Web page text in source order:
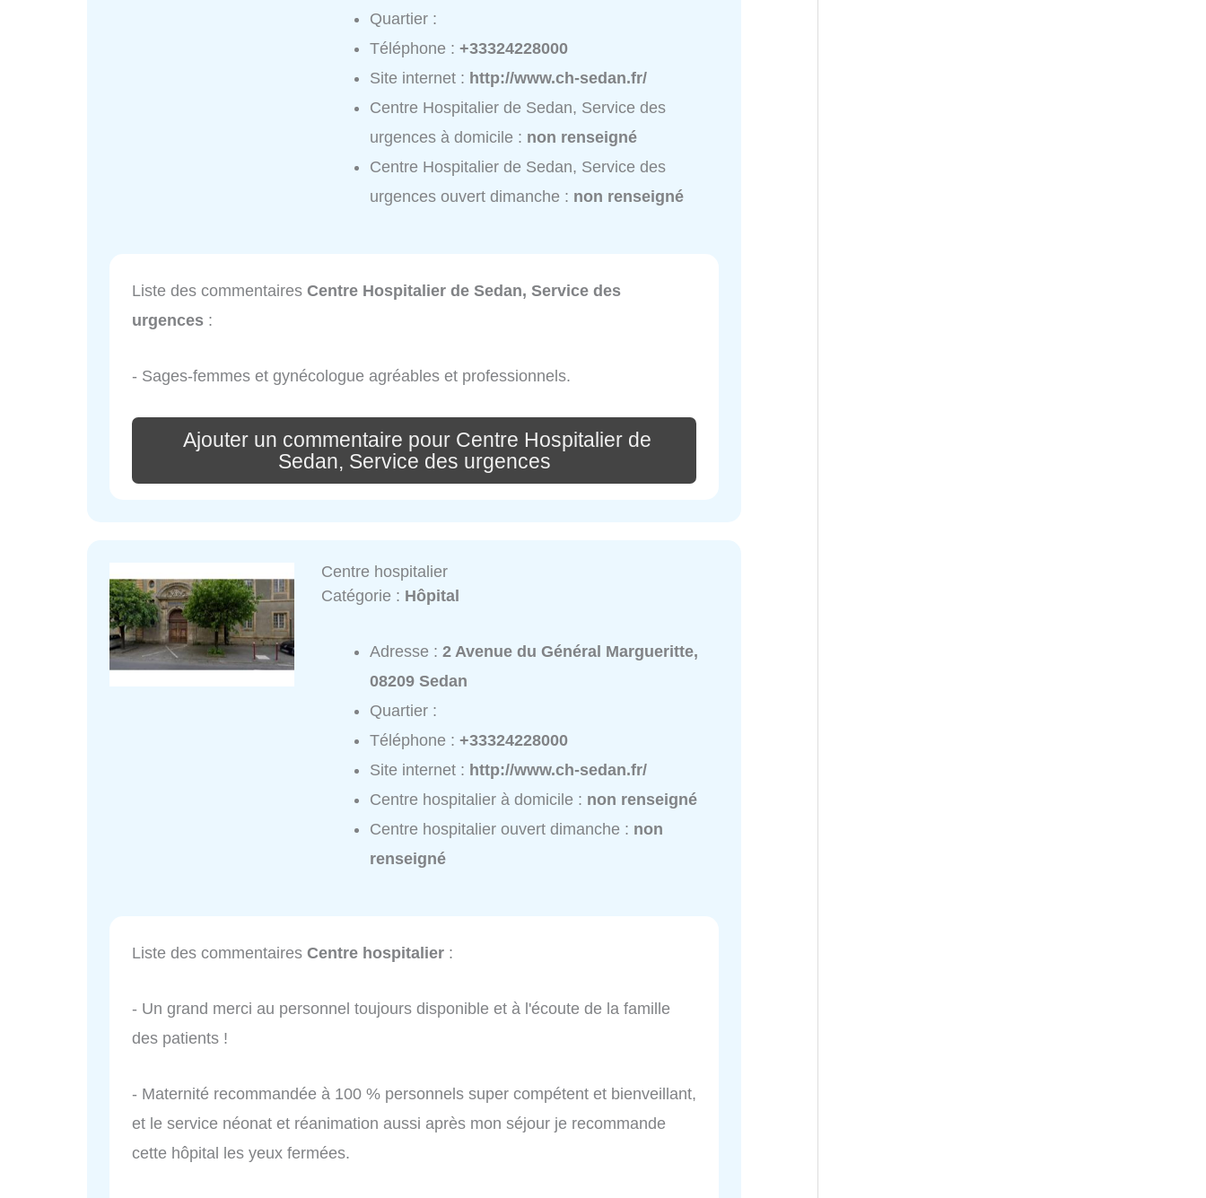
Quartier :
Téléphone :+33324228000
Site internet : http://www.ch-sedan.fr/
Centre Hospitalier de Sedan, Service des
urgences à domicile : non renseigné
Centre Hospitalier de Sedan, Service des
urgences ouvert dimanche : non renseigné
Liste des commentaires Centre Hospitalier de Sedan, Service des
urgences :
- Sages-femmes et gynécologue agréables et professionnels.
Ajouter un commentaire pour Centre Hospitalier de
Sedan, Service des urgences
Centre hospitalier
Catégorie : Hôpital
Adresse :2 Avenue du Général Margueritte,
08209 Sedan
Quartier :
Téléphone :+33324228000
Site internet : http://www.ch-sedan.fr/
Centre hospitalier à domicile : non renseigné
Centre hospitalier ouvert dimanche : non
renseigné
Liste des commentaires Centre hospitalier :
- Un grand merci au personnel toujours disponible et à l'écoute de la famille
des patients !
- Maternité recommandée à 100 % personnels super compétent et bienveillant,
et le service néonat et réanimation aussi après mon séjour je recommande
cette hôpital les yeux fermées.